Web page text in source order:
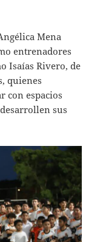
Mena
entrenadores
Isaías Rivero, de
quienes
con espacios
sus